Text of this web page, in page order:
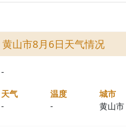
黄山市8月6日天气情况
-
天气
-
温度
-
城市
黄山市